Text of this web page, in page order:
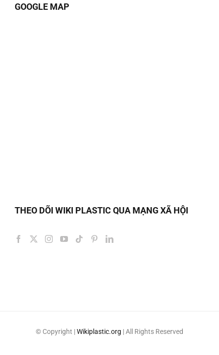
GOOGLE MAP
THEO DÕI WIKI PLASTIC QUA MẠNG XÃ HỘI
© Copyright |Wikiplastic.org | All Rights Reserved